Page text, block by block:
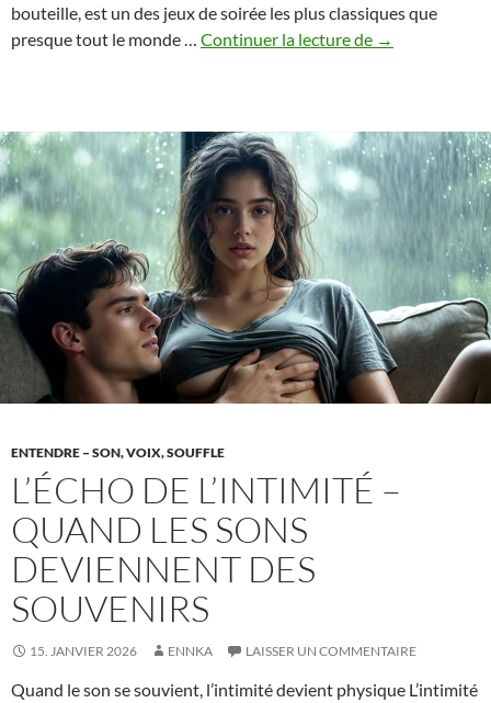
bouteille, est un des jeux de soirée les plus classiques que
presque tout le monde … Continuer la lecture de Le
bouteille
:
un
jeu
de
inoffensif
qui
peut
vite
dégénérer
→
ENTENDRE – SON, VOIX, SOUFFLE
L’ÉCHO DE L’INTIMITÉ –
QUAND LES SONS
DEVIENNENT DES
SOUVENIRS
15. JANVIER 2026 ENNKA LAISSER UN COMMENTAIRE
Quand le son se souvient, l’intimité devient physique L’intimité